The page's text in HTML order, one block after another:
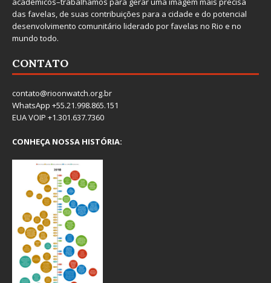
das favelas, de suas contribuições para a cidade e do potencial
desenvolvimento comunitário liderado por favelas no Rio e no
mundo todo.
CONTATO
contato@rioonwatch.org.br
WhatsApp +55.21.998.865.151
EUA VOIP +1.301.637.7360
CONHEÇA NOSSA HISTÓRIA: